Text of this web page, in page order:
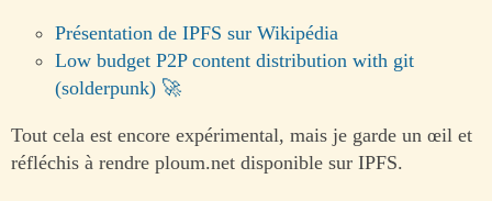
Présentation de IPFS sur Wikipédia
Low budget P2P content distribution with git
(solderpunk)
Tout cela est encore expérimental, mais je garde un œil et
réfléchis à rendre ploum.net disponible sur IPFS.